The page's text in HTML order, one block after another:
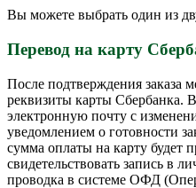
Вы можете выбрать один из
Перевод на карту
После подтверждения заказа
реквизиты карты Сбербанка.
электронную почту с
уведомлением о готовности
сумма оплаты на карту будет
свидетельствовать запись в
проводка в системе ОФД